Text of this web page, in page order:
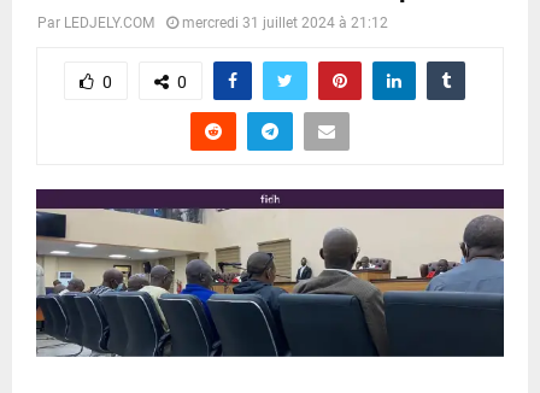
Par LEDJELY.COM mercredi 31 juillet 2024 à 21:12
0 0